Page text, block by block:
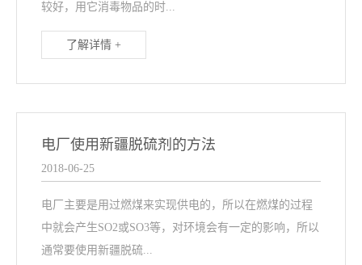
较好，用它消毒物品的时...
了解详情 +
电厂使用新疆脱硫剂的方法
2018-06-25
电厂主要是用过燃煤来实现供电的，所以在燃煤的过程
中就会产生SO2或SO3等，对环境会有一定的影响，所以
通常要使用新疆脱硫...